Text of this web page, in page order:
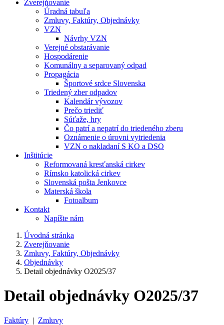
Zverejňovanie
Úradná tabuľa
Zmluvy, Faktúry, Objednávky
VZN
Návrhy VZN
Verejné obstarávanie
Hospodárenie
Komunálny a separovaný odpad
Propagácia
Športové srdce Slovenska
Triedený zber odpadov
Kalendár vývozov
Prečo triediť
Súťaže, hry
Čo patrí a nepatrí do triedeného zberu
Oznámenie o úrovni vytriedenia
VZN o nakladaní S KO a DSO
Inštitúcie
Reformovaná kresťanská cirkev
Rímsko katolická cirkev
Slovenská pošta Jenkovce
Materská škola
Fotoalbum
Kontakt
Napíšte nám
Úvodná stránka
Zverejňovanie
Zmluvy, Faktúry, Objednávky
Objednávky
Detail objednávky O2025/37
Detail objednávky O2025/37
Faktúry | Zmluvy